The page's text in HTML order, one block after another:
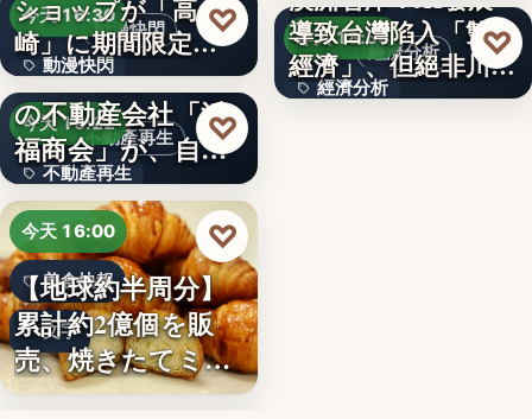
文字
動漫快閃
今天 16:30
動漫快閃
366
ショップが「高
崎」に期間限定で
登場…
♡
不動產再生
今天 16:22
不動產再生
文字
1970年創業の長崎
の不動産会社「浜
福商会」が、自ら
再生…
♡
今天 16:00
美食快報
文字
【地球約半周分】
累計約2億個を販
売、焼きたてミニ
クロワッ…
♡
經濟分析
昨天 18:54
經濟分析
導致台灣陷入「雙速
經濟」、但絕非川普
所…
♡